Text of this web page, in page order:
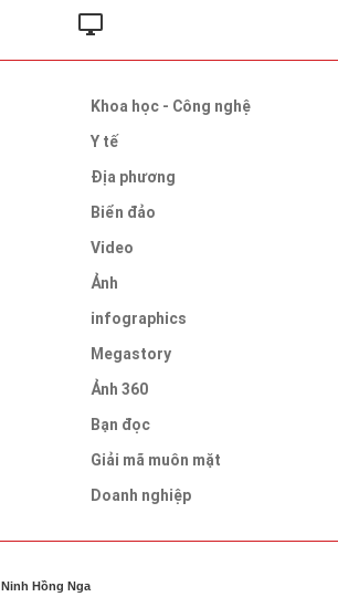
Khoa học - Công nghệ
Y tế
Địa phương
Biển đảo
Video
Ảnh
infographics
Megastory
Ảnh 360
Bạn đọc
Giải mã muôn mặt
Doanh nghiệp
Ninh Hồng Nga